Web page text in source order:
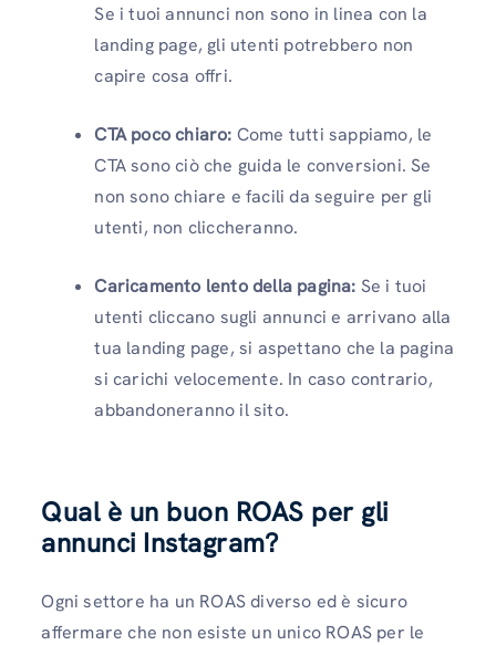
Se i tuoi annunci non sono in linea con la
landing page, gli utenti potrebbero non
capire cosa offri.
CTA poco chiaro: Come tutti sappiamo, le
CTA sono ciò che guida le conversioni. Se
non sono chiare e facili da seguire per gli
utenti, non cliccheranno.
Caricamento lento della pagina: Se i tuoi
utenti cliccano sugli annunci e arrivano alla
tua landing page, si aspettano che la pagina
si carichi velocemente. In caso contrario,
abbandoneranno il sito.
Qual è un buon ROAS per gli
annunci Instagram?
Ogni settore ha un ROAS diverso ed è sicuro
affermare che non esiste un unico ROAS per le